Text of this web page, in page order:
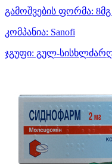
გამოშვების ფორმა:
კომპანია: Sanofi
ჯგუფი: გულ-